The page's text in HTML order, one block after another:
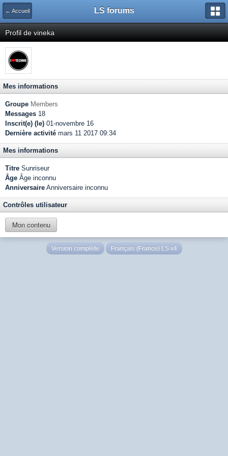
← Accueil LS forums
Profil de vineka
Mes informations
Groupe Members
Messages 18
Inscrit(e) (le) 01-novembre 16
Dernière activité mars 11 2017 09:34
Mes informations
Titre Sunriseur
Âge Âge inconnu
Anniversaire Anniversaire inconnu
Contrôles utilisateur
Mon contenu
Version complète Français (France) LS v4